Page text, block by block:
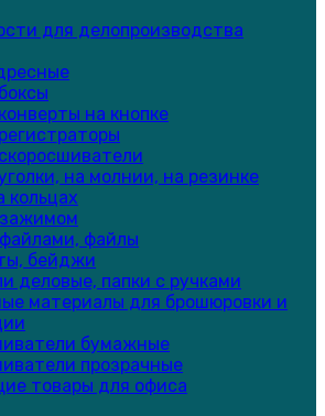
для делопроизводства
на кнопке
на молнии, на резинке
кольцах
файлы
бейджи
деловые, папки с ручками
материалы для брошюровки и
бумажные
прозрачные
товары для офиса